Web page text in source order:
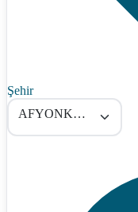
Şehir
AFYONKARAHİSAR